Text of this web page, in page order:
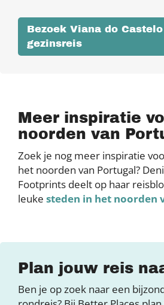
Bezoek Viana do
gezinsreis
Meer inspiratie
noorden van
Zoek je nog meer inspiratie
het noorden van Portugal?
Footprints deelt op haar
leuke steden in het noorden
Plan jouw reis
Ben je op zoek naar een